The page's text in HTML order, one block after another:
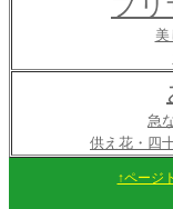
美
急
供え花・四
↑ページ